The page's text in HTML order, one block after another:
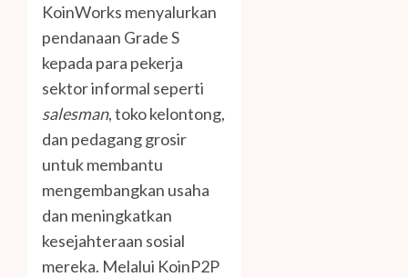
KoinWorks menyalurkan
pendanaan Grade S
kepada para pekerja
sektor informal seperti
salesman, toko kelontong,
dan pedagang grosir
untuk membantu
mengembangkan usaha
dan meningkatkan
kesejahteraan sosial
mereka. Melalui KoinP2P